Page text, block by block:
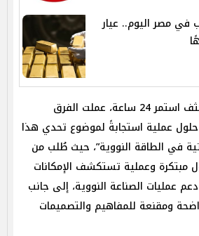
في مصر اليوم.. عيار
وخلال تحدٍ ابتكاري مكثف استمر 24 ساعة، عملت الفرق
عملية استجابةً لموضوع تحدي هذا
في الطاقة النووية”، حيث طُلب من
مبتكرة وعملية تستكشف الإمكانات
عمليات الصناعة النووية، إلى جانب
ومقنعة للمفاهيم والتصميمات